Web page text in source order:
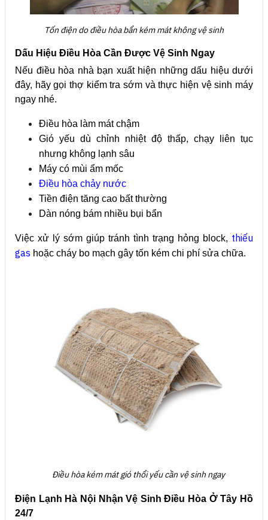
Tốn điện do điều hòa bẩn kém mát không vệ sinh
Dấu Hiệu Điều Hòa Cần Được Vệ Sinh Ngay
Nếu điều hòa nhà bạn xuất hiện những dấu hiệu dưới
đây, hãy gọi thợ kiểm tra sớm và thực hiện vệ sinh máy
ngay nhé.
Điều hòa làm mát chậm
Gió yếu dù chỉnh nhiệt độ thấp, chạy liên tục
nhưng không lạnh sâu
Máy có mùi ẩm mốc
Điều hòa chảy nước
Tiền điện tăng cao bất thường
Dàn nóng bám nhiều bụi bẩn
Việc xử lý sớm giúp tránh tình trạng hỏng block, thiếu
gas hoặc cháy bo mạch gây tốn kém chi phí sửa chữa.
Điều hòa kém mát gió thổi yếu cần vệ sinh ngay
Điện Lạnh Hà Nội Nhận Vệ Sinh Điều Hòa Ở Tây Hồ
24/7